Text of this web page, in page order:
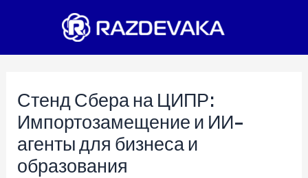
Стенд Сбера на ЦИПР:
Импортозамещение и ИИ-
агенты для бизнеса и
образования